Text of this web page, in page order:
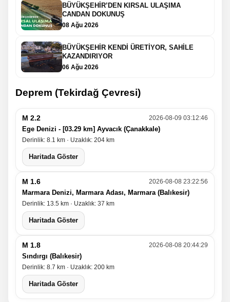
BÜYÜKŞEHİR’DEN KIRSAL ULAŞIMA
CANDAN DOKUNUŞ
08 Ağu 2026
BÜYÜKŞEHİR KENDİ ÜRETİYOR, SAHİLE
KAZANDIRIYOR
06 Ağu 2026
Deprem (Tekirdağ Çevresi)
M 2.2 2026-08-09 03:12:46
Ege Denizi - [03.29 km] Ayvacık (Çanakkale)
Derinlik: 8.1 km · Uzaklık: 204 km
Haritada Göster
M 1.6 2026-08-08 23:22:56
Marmara Denizi, Marmara Adası, Marmara (Balıkesir)
Derinlik: 13.5 km · Uzaklık: 37 km
Haritada Göster
M 1.8 2026-08-08 20:44:29
Sındırgı (Balıkesir)
Derinlik: 8.7 km · Uzaklık: 200 km
Haritada Göster